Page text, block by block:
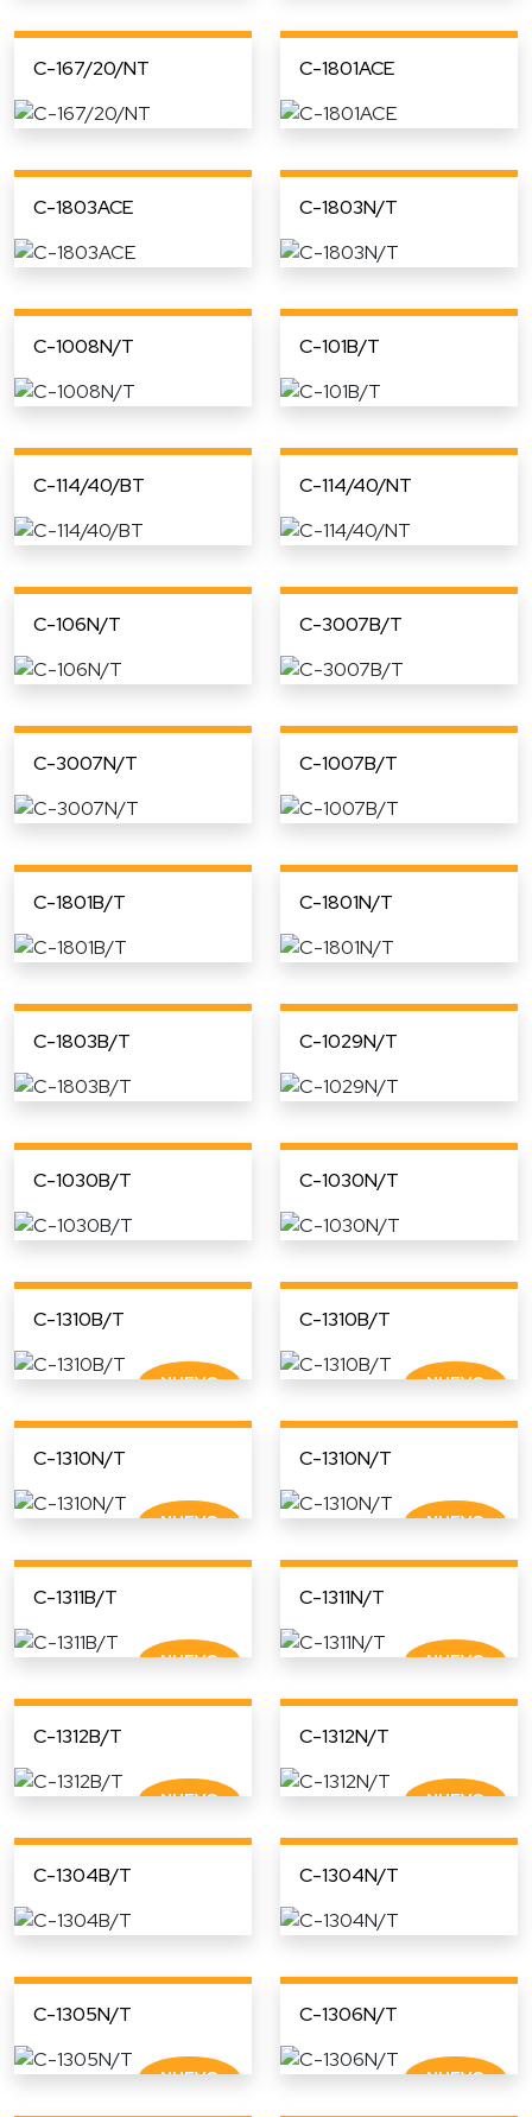
C-167/20/NT C-1801ACE
C-1803ACE C-1803N/T
C-1008N/T C-101B/T
C-114/40/BT C-114/40/NT
C-106N/T C-3007B/T
C-3007N/T C-1007B/T
C-1801B/T C-1801N/T
C-1803B/T C-1029N/T
C-1030B/T C-1030N/T
C-1310B/T C-1310B/T
C-1310N/T C-1310N/T
C-1311B/T C-1311N/T
C-1312B/T C-1312N/T
C-1304B/T C-1304N/T
C-1305N/T C-1306N/T